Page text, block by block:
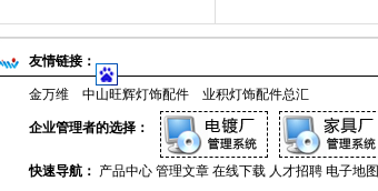
友情链接：
金万维 中山旺辉灯饰配件 业积灯饰配件总汇
企业管理者的选择：
快速导航： 产品中心 管理文章 在线下载 人才招聘 电子地图